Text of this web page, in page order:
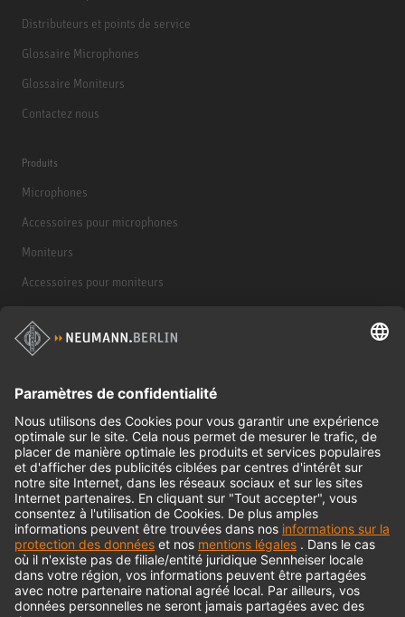
Distributeurs et points de service
Glossaire Microphones
Glossaire Moniteurs
Contactez nous
Produits
Microphones
Accessoires pour microphones
Moniteurs
Accessoires pour moniteurs
Produits historiques
© 2018 - 2026Georg Neumann GmbH